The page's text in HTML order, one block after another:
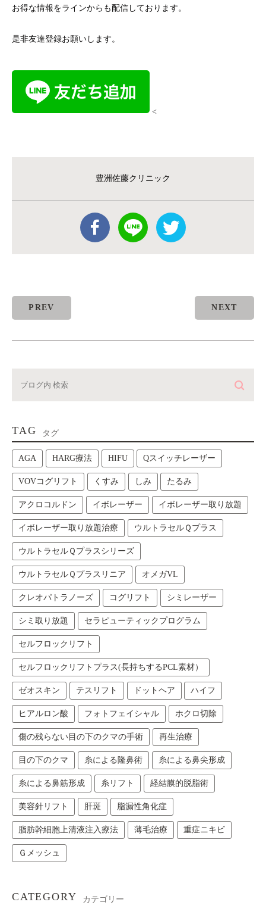
お得な情報をラインからも配信しております。
是非友達登録お願いします。
<
豊洲佐藤クリニック
PREV NEXT
TAG タグ
AGA HARG療法 HIFU Qスイッチレーザー
VOVコグリフト くすみ しみ たるみ
アクロコルドン イボレーザー イボレーザー取り放題
イボレーザー取り放題治療 ウルトラセルＱプラス
ウルトラセルＱプラスシリーズ
ウルトラセルＱプラスリニア オメガVL
クレオパトラノーズ コグリフト シミレーザー
シミ取り放題 セラピューティックプログラム
セルフロックリフト
セルフロックリフトプラス(長持ちするPCL素材）
ゼオスキン テスリフト ドットヘア ハイフ
ヒアルロン酸 フォトフェイシャル ホクロ切除
傷の残らない目の下のクマの手術 再生治療
目の下のクマ 糸による隆鼻術 糸による鼻尖形成
糸による鼻筋形成 糸リフト 経結膜的脱脂術
美容針リフト 肝斑 脂漏性角化症
脂肪幹細胞上清液注入療法 薄毛治療 重症ニキビ
Ｇメッシュ
CATEGORY カテゴリー